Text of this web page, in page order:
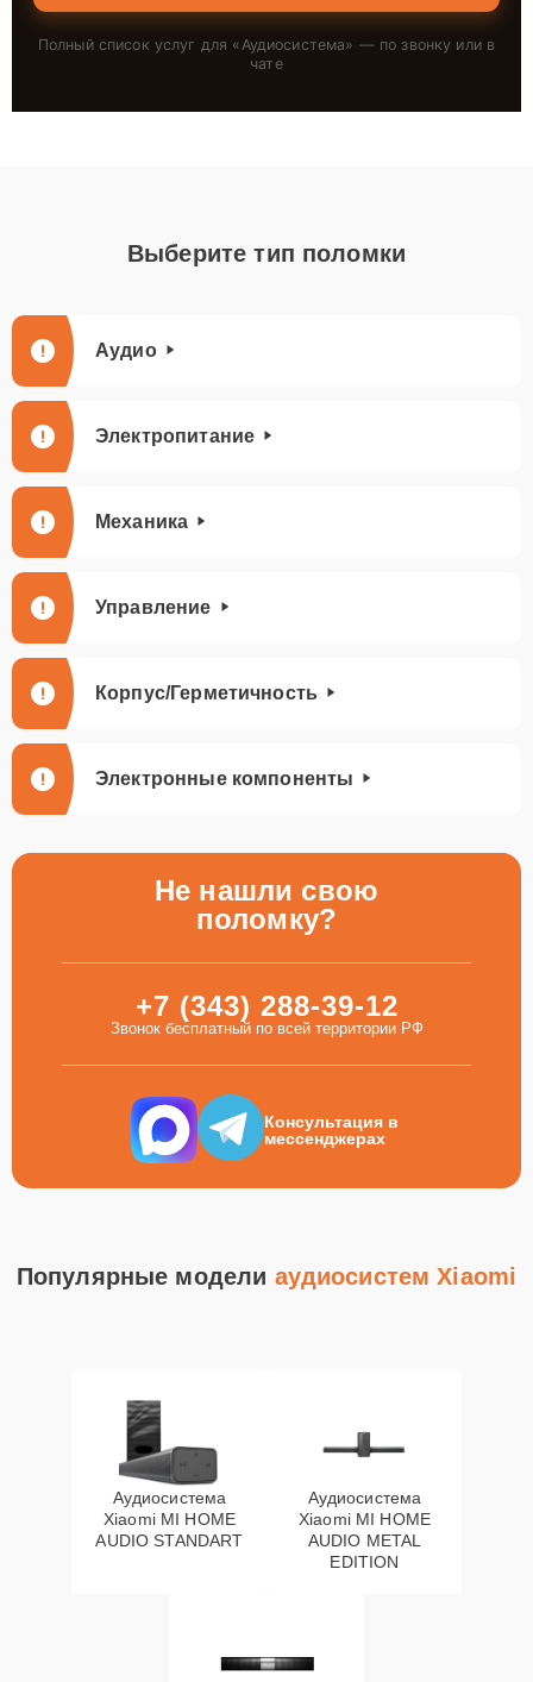
Полный список услуг для «Аудиосистема» — по звонку или в
чате
Выберите тип поломки
Аудио
Электропитание
Механика
Управление
Корпус/Герметичность
Электронные компоненты
Не нашли свою
поломку?
+7 (343) 288-39-12
Звонок бесплатный по всей территории РФ
Консультация в
мессенджерах
Популярные модели аудиосистем Xiaomi
Аудиосистема
Xiaomi MI HOME
AUDIO STANDART
Аудиосистема
Xiaomi MI HOME
AUDIO METAL
EDITION